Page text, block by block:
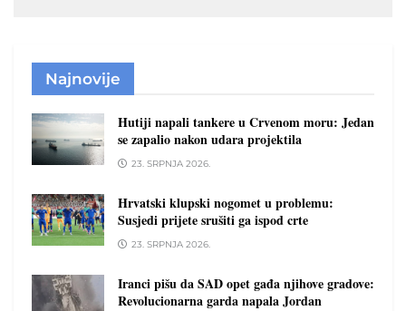
Najnovije
Hutiji napali tankere u Crvenom moru: Jedan
se zapalio nakon udara projektila
23. SRPNJA 2026.
Hrvatski klupski nogomet u problemu:
Susjedi prijete srušiti ga ispod crte
23. SRPNJA 2026.
Iranci pišu da SAD opet gađa njihove gradove:
Revolucionarna garda napala Jordan